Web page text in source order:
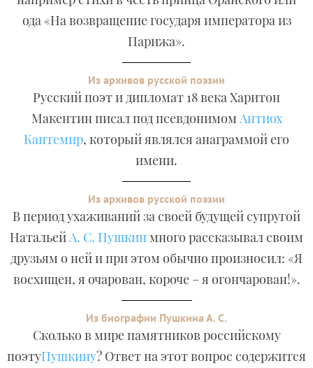
ода «На возвращение государя императора из
Парижа».
Из архивов русской поэзии
Русский поэт и дипломат 18 века Харитон
Макентин писал под псевдонимом Антиох
Кантемир, который являлся анаграммой его
имени.
Из архивов русской поэзии
В период ухаживаний за своей будущей супругой
НатальейА. С. Пушкинмного рассказывал своим
друзьям о ней и при этом обычно произносил: «Я
восхищен, я очарован, короче – я огончарован!».
Из биографии Пушкина А. С.
Сколько в мире памятников российскому
поэтуПушкину? Ответ на этот вопрос содержится